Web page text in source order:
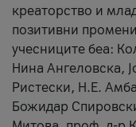
креаторство и
позитивни
учесниците беа:
Нина Ангеловска,
Ристески, Н.Е.
Божидар